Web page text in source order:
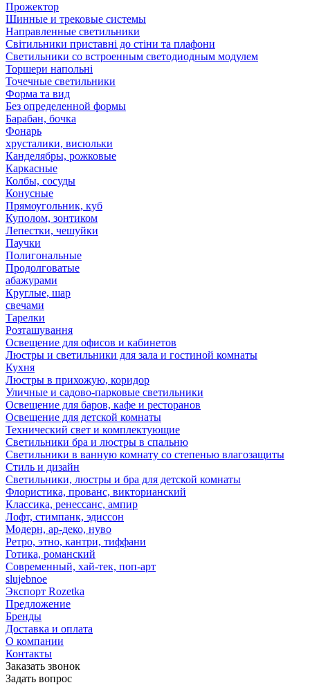
Прожектор
Шинные и трековые системы
Направленные светильники
Світильники приставні до стіни та плафони
Светильники со встроенным светодиодным модулем
Торшери напольні
Точечные светильники
Форма та вид
Без определенной формы
Барабан, бочка
Фонарь
хрусталики, висюльки
Канделябры, рожковые
Каркасные
Колбы, сосуды
Конусные
Прямоугольник, куб
Куполом, зонтиком
Лепестки, чешуйки
Паучки
Полигональные
Продолговатые
абажурами
Круглые, шар
свечами
Тарелки
Розташування
Освещение для офисов и кабинетов
Люстры и светильники для зала и гостиной комнаты
Кухня
Люстры в прихожую, коридор
Уличные и садово-парковые светильники
Освещение для баров, кафе и ресторанов
Освещение для детской комнаты
Технический свет и комплектующие
Светильники бра и люстры в спальню
Светильники в ванную комнату со степенью влагозащиты
Стиль и дизайн
Светильники, люстры и бра для детской комнаты
Флористика, прованс, викторианский
Классика, ренессанс, ампир
Лофт, стимпанк, эдиссон
Модерн, ар-деко, нуво
Ретро, этно, кантри, тиффани
Готика, романский
Современный, хай-тек, поп-арт
slujebnoe
Экспорт Rozetka
Предложение
Бренды
Доставка и оплата
О компании
Контакты
Заказать звонок
Задать вопрос